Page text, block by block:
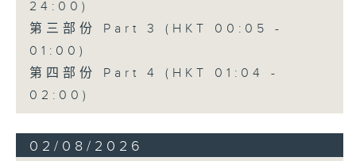
24:00)
第三部份 Part 3 (HKT 00:05 -
01:00)
第四部份 Part 4 (HKT 01:04 -
02:00)
02/08/2026